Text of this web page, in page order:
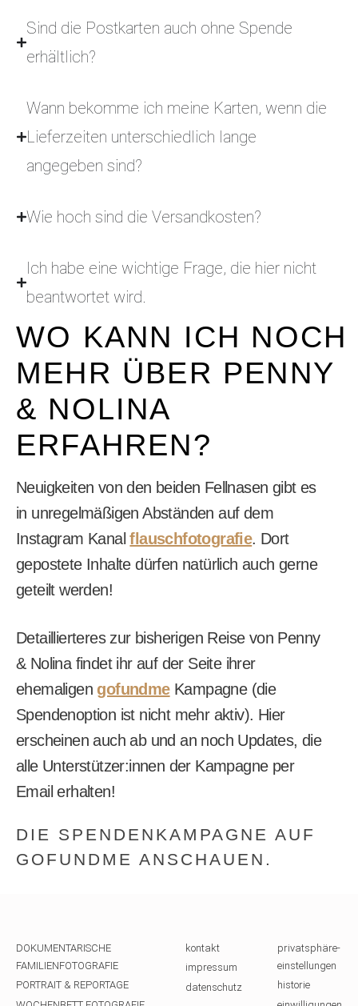
Sind die Postkarten auch ohne Spende
erhältlich?
Wann bekomme ich meine Karten, wenn die
Lieferzeiten unterschiedlich lange
angegeben sind?
Wie hoch sind die Versandkosten?
Ich habe eine wichtige Frage, die hier nicht
beantwortet wird.
WO KANN ICH NOCH
MEHR ÜBER PENNY
& NOLINA
ERFAHREN?
Neuigkeiten von den beiden Fellnasen gibt es
in unregelmäßigen Abständen auf dem
Instagram Kanalflauschfotografie. Dort
gepostete Inhalte dürfen natürlich auch gerne
geteilt werden!
Detaillierteres zur bisherigen Reise von Penny
& Nolina findet ihr auf der Seite ihrer
ehemaligengofundmeKampagne (die
Spendenoption ist nicht mehr aktiv). Hier
erscheinen auch ab und an noch Updates, die
alle Unterstützer:innen der Kampagne per
Email erhalten!
DIE SPENDENKAMPAGNE AUF
GOFUNDME ANSCHAUEN.
DOKUMENTARISCHE
FAMILIENFOTOGRAFIE
PORTRAIT & REPORTAGE
kontakt
impressum
datenschutz
privatsphäre-
einstellungen
historie